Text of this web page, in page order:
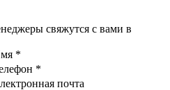
свяжутся с вами в
*
*
почта